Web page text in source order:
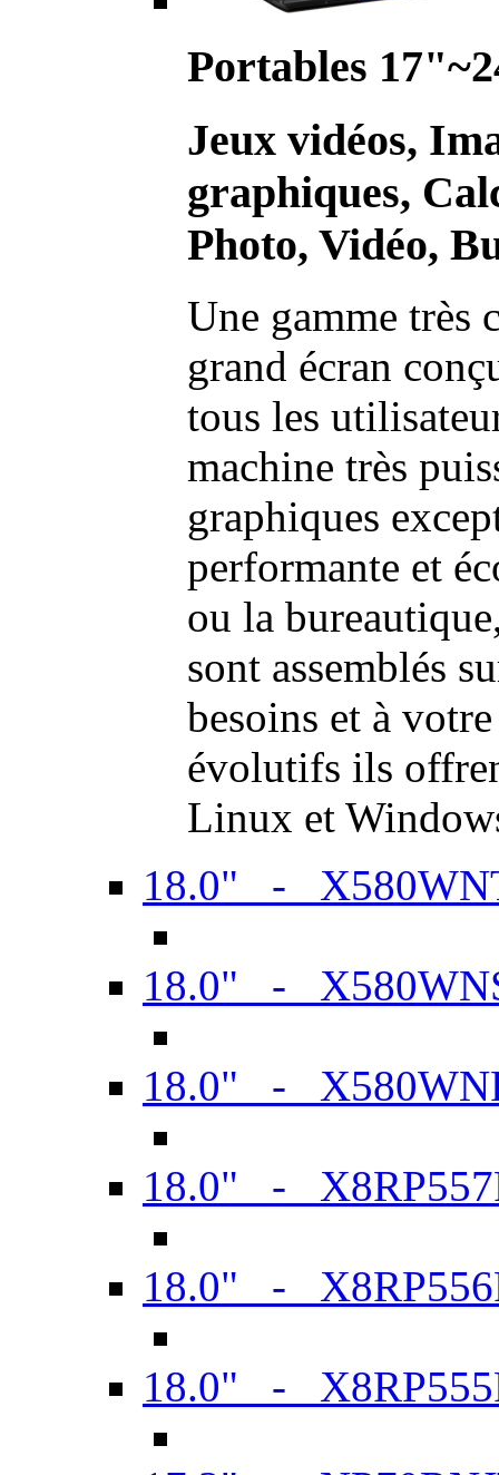
Portables
Jeux vidéos,
graphiques,
Photo, Vidéo,
Une gamme très
grand écran
tous les
machine très
graphiques
performante et
ou la
sont assemblés
besoins et à
évolutifs ils
Linux et
18.0" -
18.0" -
18.0" -
18.0" -
18.0" -
18.0" -